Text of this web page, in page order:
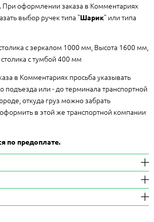
При оформлении заказа в Комментариях
выбор ручек типа "Шарик" или типа
с зеркалом 1000 мм, Высота 1600 мм,
с тумбой 400 мм
в Комментариях просьба указывать
подъезда или - до терминала транспортной
откуда груз можно забрать
в этой же транспортной компании
по предоплате.